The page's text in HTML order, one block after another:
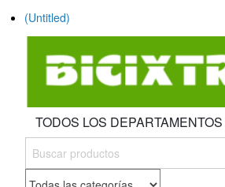
(Untitled)
TODOS LOS DEPARTAMENTOS